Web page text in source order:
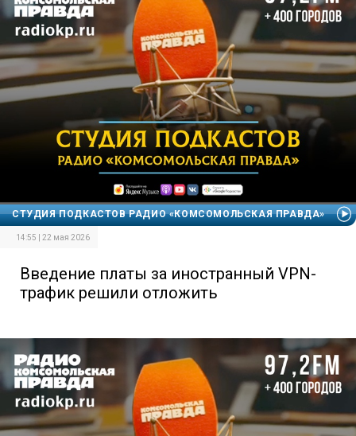
СТУДИЯ ПОДКАСТОВ РАДИО «КОМСОМОЛЬСКАЯ ПРАВДА»
14:55 | 22 мая 2026
Введение платы за иностранный VPN-
трафик решили отложить